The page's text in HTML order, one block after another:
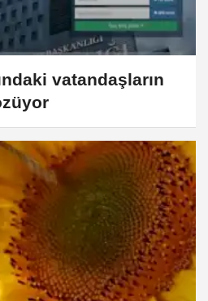
vatandaşların